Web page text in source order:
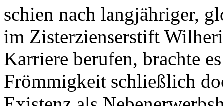
schien nach langjähriger,
im Zisterzienserstift
Karriere berufen, brachte
Frömmigkeit schließlich